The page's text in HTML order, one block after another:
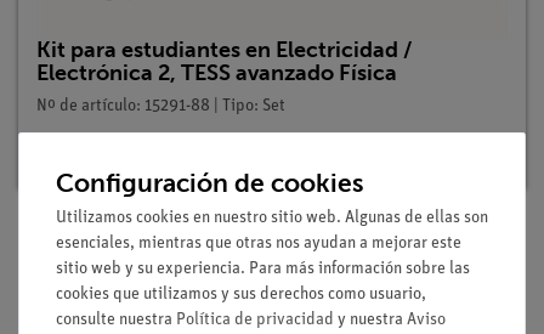
Kit para estudiantes en Electricidad /
Electrónica 2, TESS avanzado Física
Nº de artículo: 15291-88 | Tipo: Set
Volumen de suministro
Configuración de cookies
Utilizamos cookies en nuestro sitio web. Algunas de ellas son
esenciales, mientras que otras nos ayudan a mejorar este
sitio web y su experiencia. Para más información sobre las
cookies que utilizamos y sus derechos como usuario,
consulte nuestra Política de privacidad y nuestra Aviso